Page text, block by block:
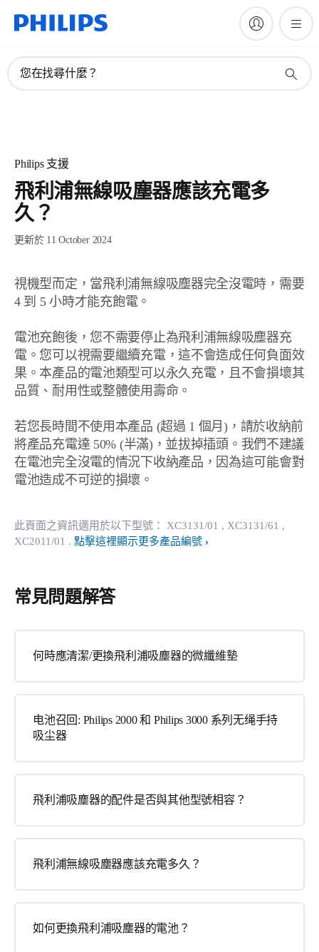
您在找尋什麼？
Philips 支援
飛利浦無線吸塵器應該充電多
久？
更新於 11 October 2024
視機型而定，當飛利浦無線吸塵器完全沒電時，需要
4 到 5 小時才能充飽電。
電池充飽後，您不需要停止為飛利浦無線吸塵器充
電。您可以視需要繼續充電，這不會造成任何負面效
果。本產品的電池類型可以永久充電，且不會損壞其
品質、耐用性或整體使用壽命。
若您長時間不使用本產品 (超過 1 個月)，請於收納前
將產品充電達 50% (半滿)，並拔掉插頭。我們不建議
在電池完全沒電的情況下收納產品，因為這可能會對
電池造成不可逆的損壞。
此頁面之資訊適用於以下型號： XC3131/01 , XC3131/61 ,
XC2011/01 . 點擊這裡顯示更多產品編號
常見問題解答
何時應清潔/更換飛利浦吸塵器的微纖維墊
电池召回: Philips 2000 和 Philips 3000 系列无绳手持
吸尘器
飛利浦吸塵器的配件是否與其他型號相容？
飛利浦無線吸塵器應該充電多久？
如何更換飛利浦吸塵器的電池？